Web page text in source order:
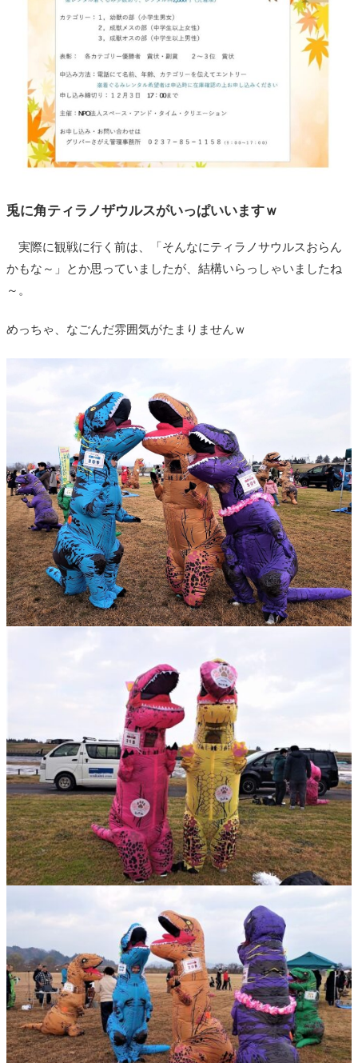
兎に角ティラノザウルスがいっぱいいますｗ
実際に観戦に行く前は、「そんなにティラノサウルスおらん
かもな～」とか思っていましたが、結構いらっしゃいましたね
～。
めっちゃ、なごんだ雰囲気がたまりませんｗ